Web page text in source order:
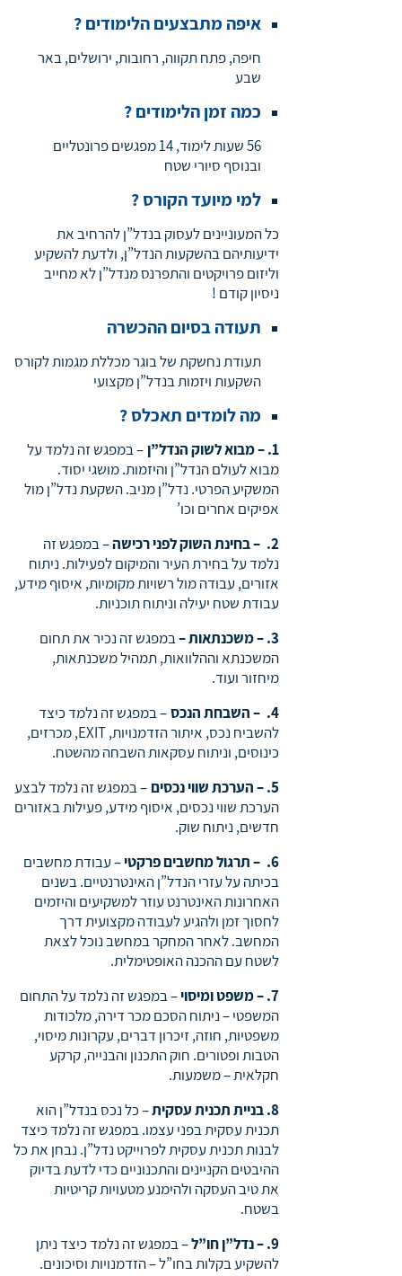
איפה מתבצעים הלימודים ?
חיפה, פתח תקווה, רחובות, ירושלים, באר
שבע
כמה זמן הלימודים ?
56 שעות לימוד, 14 מפגשים פרונטליים
ובנוסף סיורי שטח
למי מיועד הקורס ?
כל המעוניינים לעסוק בנדל”ן להרחיב את
ידיעותיהם בהשקעות הנדל”ן, ולדעת להשקיע
וליזום פרויקטים והתפרנס מנדל”ן לא מחייב
ניסיון קודם !
תעודה בסיום ההכשרה
תעודת נחשקת של בוגר מכללת מגמות לקורס
השקעות ויזמות בנדל”ן מקצועי
מה לומדים תאכלס ?
1. – מבוא לשוק הנדל”ן
– במפגש זה נלמד על
מבוא לעולם הנדל”ן והיזמות. מושגי יסוד.
המשקיע הפרטי. נדל”ן מניב. השקעת נדל”ן מול
אפיקים אחרים וכו’
2. – בחינת השוק לפני רכישה
– במפגש זה
נלמד על בחירת העיר והמיקום לפעילות. ניתוח
אזורים, עבודה מול רשויות מקומיות, איסוף מידע,
עבודת שטח יעילה וניתוח תוכניות.
3. – משכנתאות –
במפגש זה נכיר את תחום
המשכנתא וההלוואות, תמהיל משכנתאות,
מיחזור ועוד.
4. – השבחת הנכס
– במפגש זה נלמד כיצד
להשביח נכס, איתור הזדמנויות, EXIT, מכרזים,
כינוסים, וניתוח עסקאות השבחה מהשטח.
5. – הערכת שווי נכסים
– במפגש זה נלמד לבצע
הערכת שווי נכסים, איסוף מידע, פעילות באזורים
חדשים, ניתוח שוק.
6. – תרגול מחשבים פרקטי
– עבודת מחשבים
בכיתה על עזרי הנדל”ן האינטרנטיים. בשנים
האחרונות האינטרנט עוזר למשקיעים והיזמים
לחסוך זמן ולהגיע לעבודה מקצועית דרך
המחשב. לאחר המחקר במחשב נוכל לצאת
לשטח עם ההכנה האופטימלית.
7. – משפט ומיסוי
– במפגש זה נלמד על התחום
המשפטי – ניתוח הסכם מכר דירה, מלכודות
משפטיות, חוזה, זיכרון דברים, עקרונות מיסוי,
הטבות ופטורים. חוק התכנון והבנייה, קרקע
חקלאית – משמעות.
8. בניית תכנית עסקית
– כל נכס בנדל”ן הוא
תכנית עסקית בפני עצמו. במפגש זה נלמד כיצד
לבנות תכנית עסקית לפרוייקט נדל”ן. נבחן את כל
ההיבטים הקניינים והתכנוניים כדי לדעת בדיוק
את טיב העסקה ולהימנע מטעויות קריטיות
בשטח.
9. – נדל”ן חו”ל
– במפגש זה נלמד כיצד ניתן
להשקיע בקלות בחו”ל – הזדמנויות וסיכונים.